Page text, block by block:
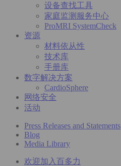
设备查找工具
家庭监测服务中心
ProMRI SystemCheck
资源
材料依从性
技术库
手册库
数字解决方案
CardioSphere
网络安全
活动
Press Releases and Statements
Blog
Media Library
欢迎加入百多力